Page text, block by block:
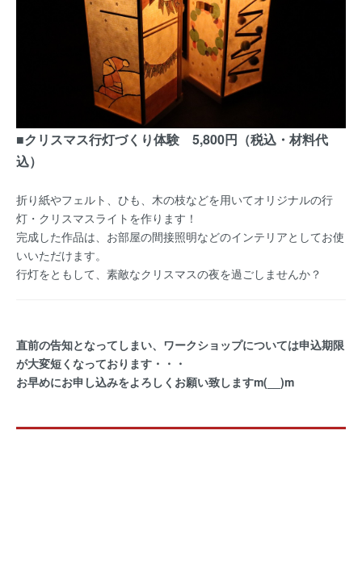
■クリスマス行灯づくり体験 5,800円（税込・材料代
込）
折り紙やフェルト、ひも、木の枝などを用いてオリジナルの行
灯・クリスマスライトを作ります！
完成した作品は、お部屋の間接照明などのインテリアとしてお使
いいただけます。
行灯をともして、素敵なクリスマスの夜を過ごしませんか？
直前の告知となってしまい、ワークショップについては申込期限
が大変短くなっております・・・
お早めにお申し込みをよろしくお願い致しますm(__)m